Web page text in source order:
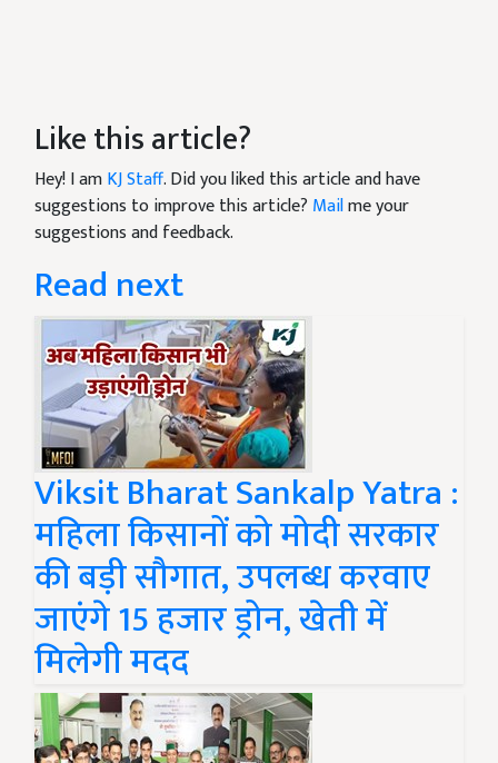
Like this article?
Hey! I amKJ Staff. Did you liked this article and have
suggestions to improve this article? Mailme your
suggestions and feedback.
Read next
Viksit Bharat Sankalp Yatra :
महिला किसानों को मोदी सरकार
की बड़ी सौगात, उपलब्ध करवाए
जाएंगे 15 हजार ड्रोन, खेती में
मिलेगी मदद